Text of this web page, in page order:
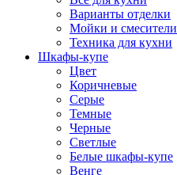
Варианты отделки
Мойки и смесители
Техника для кухни
Шкафы-купе
Цвет
Коричневые
Серые
Темные
Черные
Светлые
Белые шкафы-купе
Венге